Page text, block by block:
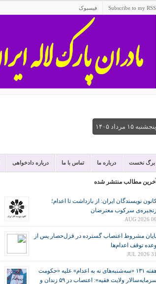
Subscribe to my RSS فیسبوک
پنجشنبه ۱۵ مرداد ۱۴۰۵
برگ نخست درباره ما تماس با ما درباره دادخواهی
آخرین مطالب منتشر شده
نويسندگان ايران: از بازداشت تا اعدام؛
زنجیره‌ی سرکوب معترضان
06 AUG 2026
مشروط اعتصاب گسترده در قزل‌حصار پس از
وعده توقف اعدام‌ها
31 JUL 2026
هفته ۱۳۱ «سه‌شنبه‌های نه به اعدام» علیه «حکومت
سرمایه‌سالار ولایت فقیه»: اعتصاب در ۵۹ زندان و